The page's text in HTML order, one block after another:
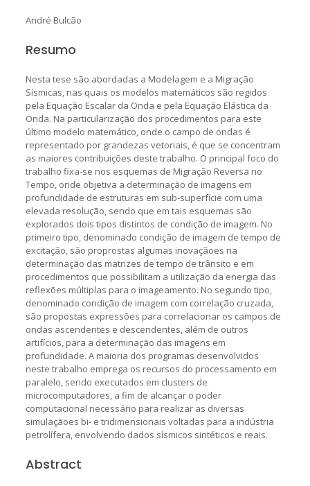
André Bulcão
Resumo
Nesta tese são abordadas a Modelagem e a Migração
Sísmicas, nas quais os modelos matemáticos são regidos
pela Equação Escalar da Onda e pela Equação Elástica da
Onda. Na particularização dos procedimentos para este
último modelo matemático, onde o campo de ondas é
representado por grandezas vetoriais, é que se concentram
as maiores contribuições deste trabalho. O principal foco do
trabalho fixa-se nos esquemas de Migração Reversa no
Tempo, onde objetiva a determinação de imagens em
profundidade de estruturas em sub-superfície com uma
elevada resolução, sendo que em tais esquemas são
explorados dois tipos distintos de condição de imagem. No
primeiro tipo, denominado condição de imagem de tempo de
excitação, são proprostas algumas inovaçãoes na
determinação das matrizes de tempo de trânsito e em
procedimentos que possibilitam a utilização da energia das
reflexões múltiplas para o imageamento. No segundo tipo,
denominado condição de imagem com correlação cruzada,
são propostas expressões para correlacionar os campos de
ondas ascendentes e descendentes, além de outros
artifícios, para a determinação das imagens em
profundidade. A maioria dos programas desenvolvidos
neste trabalho emprega os recursos do processamento em
paralelo, sendo executados em clusters de
microcomputadores, a fim de alcançar o poder
computacional necessário para realizar as diversas
simulaçãoes bi- e tridimensionais voltadas para a indústria
petrolífera, envolvendo dados sísmicos sintéticos e reais.
Abstract